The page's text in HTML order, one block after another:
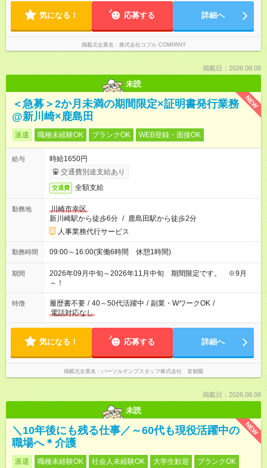
気になる！ 応募する 詳細へ
掲載元企業名 株式会社コブル COMPANY
掲載日：2026.08.08
未読
NEW
＜急募＞2か月未満の期間限定×証明書発行業務
@新川崎×鹿島田
派遣 職種未経験OK ブランクOK WEB登録・面接OK
給与
時給1650円
交通費別途支給あり
交通費 全額支給
勤務地
川崎市幸区
新川崎駅から徒歩6分 / 鹿島田駅から徒歩2分
人事業務代行サービス
勤務時間 09:00～16:00(実働6時間 休憩1時間)
期間
2026年09月中旬～2026年11月中旬 期間限定です。 ※9月
～！
特徴 履歴書不要 / 40～50代活躍中 / 副業・WワークOK /
電話対応なし
気になる！ 応募する 詳細へ
掲載元企業名 パーソルテンプスタッフ株式会社 首都圏
掲載日：2026.08.08
未読
NEW
＼10年後にも残る仕事／～60代も現役活躍中の
職場へ＊介護
派遣 職種未経験OK 社会人未経験OK 大学生歓迎
ブランクOK